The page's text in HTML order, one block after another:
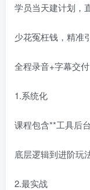
学员当天建计划，
少花冤枉钱，精准
全程录音+字幕交
1.系统化
课程包含**工具后
底层逻辑到进阶玩
2.最实战